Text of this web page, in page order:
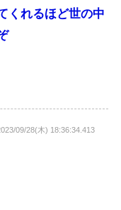
くれるほど世の中
09/28(木) 18:36:34.413